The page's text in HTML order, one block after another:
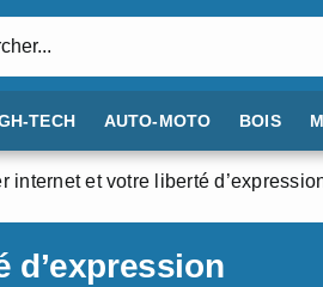
TECH AUTO-MOTO BOIS
internet et votre liberté
d’expression